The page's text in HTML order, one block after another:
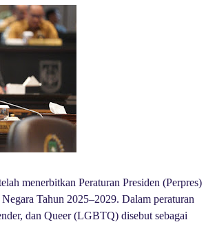
menerbitkan Peraturan Presiden (Perpres)
Tahun 2025–2029. Dalam peraturan
dan Queer (LGBTQ) disebut sebagai